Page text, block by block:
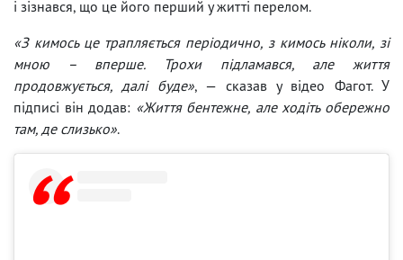
і зізнався, що це його перший у житті перелом.
«З кимось це трапляється періодично, з кимось ніколи, зі
мною – вперше. Трохи підламався, але життя
продовжується, далі буде», — сказав у відео Фагот. У
підписі він додав: «Життя бентежне, але ходіть обережно
там, де слизько».